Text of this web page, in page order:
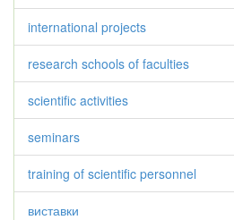
international projects
research schools of faculties
scientific activities
seminars
training of scientific personnel
виставки